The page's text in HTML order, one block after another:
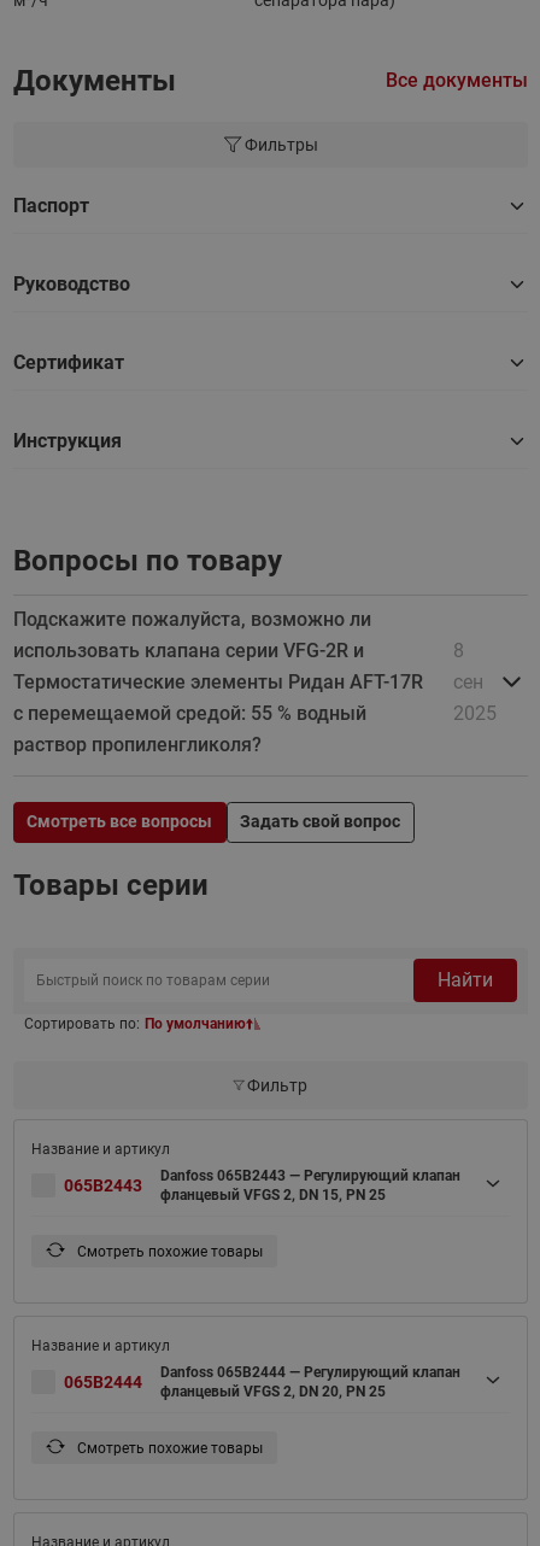
Документы Все документы
Фильтры
Паспорт
Руководство
Сертификат
Инструкция
Вопросы по товару
Подскажите пожалуйста, возможно ли
использовать клапана серии VFG-2R и
Термостатические элементы Ридан AFT-17R
с перемещаемой средой: 55 % водный
раствор пропиленгликоля?
8
сен
2025
Смотреть все вопросы Задать свой вопрос
Товары серии
Найти
Сортировать по: По умолчанию
Фильтр
065B2443
Danfoss 065B2443 — Регулирующий клапан
фланцевый VFGS 2, DN 15, PN 25
Смотреть похожие товары
065B2444
Danfoss 065B2444 — Регулирующий клапан
фланцевый VFGS 2, DN 20, PN 25
Смотреть похожие товары